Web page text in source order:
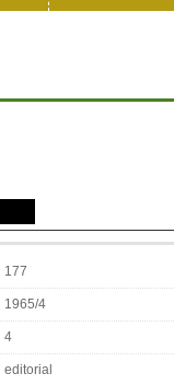
177
1965/4
4
editorial